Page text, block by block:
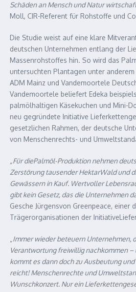
Schäden an Mensch und Natur
Moll, CIR-Referent für Rohstoffe und
Die Studie weist auf eine klare
deutschen Unternehmen entlang der
Massenrohstoffes hin. So wird das
untersuchten Plantagen unter
ADM Mainz und Vandemoortele
Vandemoortele beliefert Edeka
palmölhaltigen Käsekuchen und Mini-
neu gegründete Initiative
gesetzlichen Rahmen, der deutsche
von Menschenrechts- und
„Für diePalmöl-Produktion nehmen
Zerstörung tausender HektarWald und
Gewässern in Kauf. Wertvoller
gibt kein Gesetz, das die Unternehmen
Gesche Jürgensvon Greenpeace, einer
Trägerorganisationen der
Immer wieder beteuern Unternehmen,
Verantwortung freiwillig nachkommen –
kommt es dann doch zu Ausbeutung
reicht! Menschenrechte und
Wunschkonzert. Nur ein